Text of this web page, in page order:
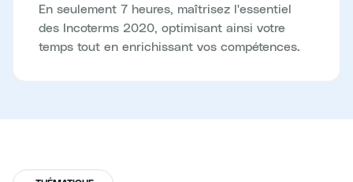
En seulement 7 heures, maîtrisez l'essentiel
des Incoterms 2020, optimisant ainsi votre
temps tout en enrichissant vos compétences.